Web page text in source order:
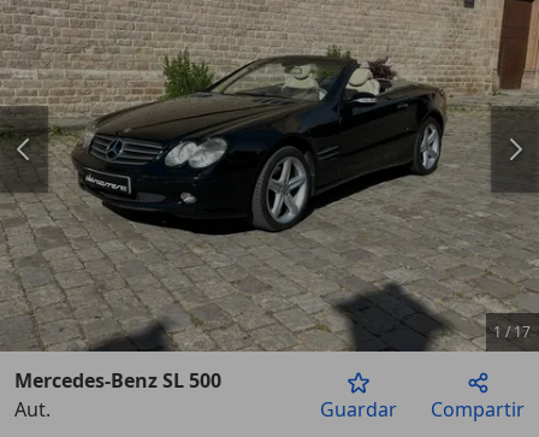
Anterior
1 /17
Mercedes-Benz SL 500
Aut.
Guardar Compartir